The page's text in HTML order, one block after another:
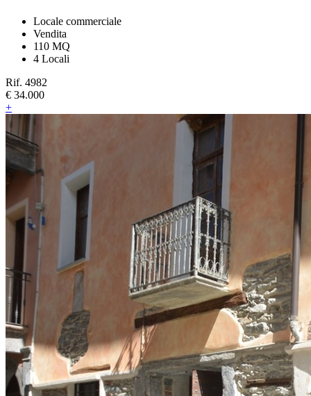
Locale commerciale
Vendita
110 MQ
4 Locali
Rif. 4982
€ 34.000
+